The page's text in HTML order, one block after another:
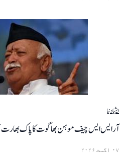
ایشیادنیا
آر ایس ایس چیف موہن بھاگوت کا پاک بھارت
۰۷ اگست ۲۰۲۶